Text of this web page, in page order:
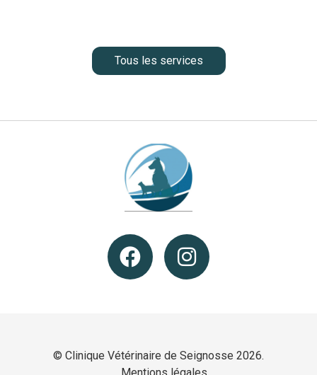
Tous les services
© Clinique Vétérinaire de Seignosse 2026.